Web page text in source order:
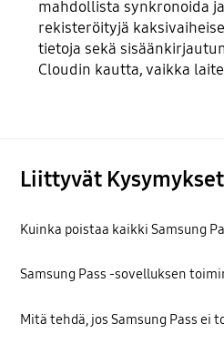
mahdollista synkronoida
rekisteröityjä
tietoja sekä
Cloudin kautta, vaikka
Liittyvät Kysymykset
Kuinka poistaa kaikki Samsung
Samsung Pass -sovelluksen
Mitä tehdä, jos Samsung Pass ei